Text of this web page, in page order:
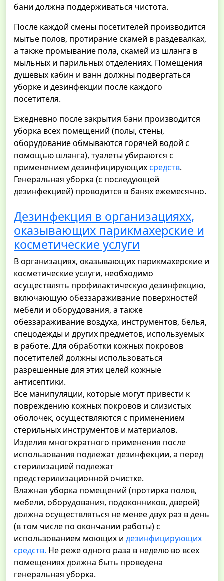
бани должна поддерживаться чистота.
После каждой смены посетителей производится
мытье полов, протирание скамей в раздевалках,
а также промывание пола, скамей из шланга в
мыльных и парильных отделениях. Помещения
душевых кабин и ванн должны подвергаться
уборке и дезинфекции после каждого
посетителя.
Ежедневно после закрытия бани производится
уборка всех помещений (полы, стены,
оборудование обмываются горячей водой с
помощью шланга), туалеты убираются с
применением дезинфицирующихсредств.
Генеральная уборка (с последующей
дезинфекцией) проводится в банях ежемесячно.
Дезинфекция в организацияхх,
оказывающих парикмахерские и
косметические услуги
В организациях, оказывающих парикмахерские и
косметические услуги, необходимо
осуществлять профилактическую дезинфекцию,
включающую обеззараживание поверхностей
мебели и оборудования, а также
обеззараживание воздуха, инструментов, белья,
спецодежды и других предметов, используемых
в работе. Для обработки кожных покровов
посетителей должны использоваться
разрешенные для этих целей кожные
антисептики.
Все манипуляции, которые могут привести к
повреждению кожных покровов и слизистых
оболочек, осуществляются с применением
стерильных инструментов и материалов.
Изделия многократного применения после
использования подлежат дезинфекции, а перед
стерилизацией подлежат
предстерилизационной очистке.
Влажная уборка помещений (протирка полов,
мебели, оборудования, подоконников, дверей)
должна осуществляться не менее двух раз в день
(в том числе по окончании работы) с
использованием моющих и дезинфицирующих
средств. Не реже одного раза в неделю во всех
помещениях должна быть проведена
генеральная уборка.